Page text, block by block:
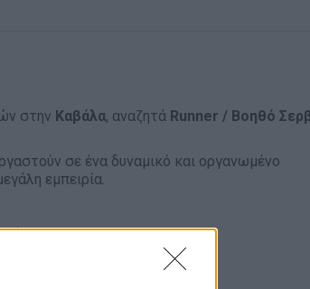
στην Καβάλα, αναζητά Runner / Βοηθό
σε ένα δυναμικό και οργανωμένο
εμπειρία.
του service